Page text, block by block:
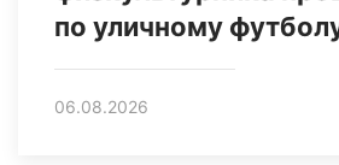
по уличному
06.08.2026